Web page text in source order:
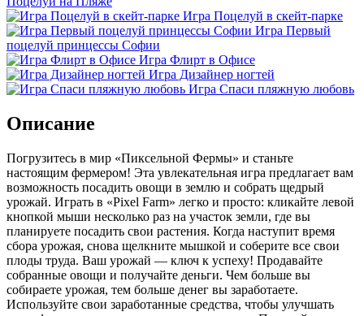
Игра Поцелуй в скейт-парке
Игра Первый
поцелуй принцессы Софии
Игра Флирт в Офисе
Игра Дизайнер ногтей
Игра Спаси пляжную любовь
Описание
Погрузитесь в мир «Пиксельной Фермы» и станьте
настоящим фермером! Эта увлекательная игра предлагает вам
возможность посадить овощи в землю и собрать щедрый
урожай. Играть в «Pixel Farm» легко и просто: кликайте левой
кнопкой мыши несколько раз на участок земли, где вы
планируете посадить свои растения. Когда наступит время
сбора урожая, снова щелкните мышкой и соберите все свои
плоды труда. Ваш урожай — ключ к успеху! Продавайте
собранные овощи и получайте деньги. Чем больше вы
собираете урожая, тем больше денег вы заработаете.
Используйте свои заработанные средства, чтобы улучшать